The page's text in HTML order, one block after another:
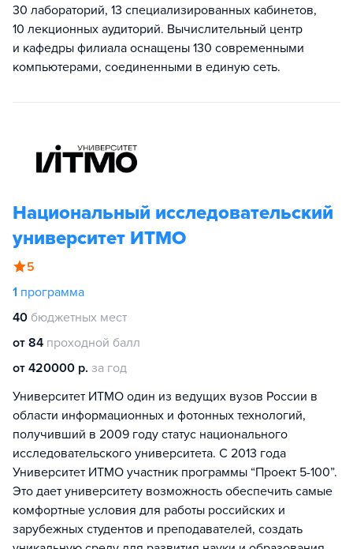
30 лабораторий, 13 специализированных кабинетов,
10 лекционных аудиторий. Вычислительный центр
и кафедры филиала оснащены 130 современными
компьютерами, соединенными в единую сеть.
Национальный исследовательский
университет ИТМО
5
1 программа
40 бюджетных мест
от 84 проходной балл
от 420000 р. за год
Университет ИТМО один из ведущих вузов России в
области информационных и фотонных технологий,
получивший в 2009 году статус национального
исследовательского университета. С 2013 года
Университет ИТМО участник программы “Проект 5-100”.
Это дает университету возможность обеспечить самые
комфортные условия для работы российских и
зарубежных студентов и преподавателей, создать